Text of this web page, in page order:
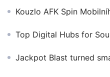
Kouzlo AFK Spin Mobilního
Top Digital Hubs for
Jackpot Blast turned